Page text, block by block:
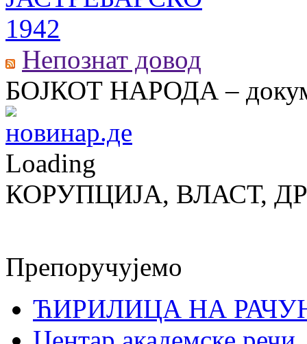
Непознат довод
БОЈКОТ НАРОДА –
Loading
КОРУПЦИЈА, ВЛАСТ,
Препоручујемо
ЋИРИЛИЦА НА